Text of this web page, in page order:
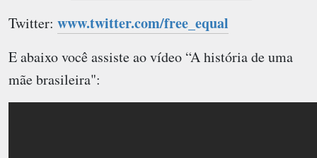
Twitter: www.twitter.com/free_equal
E abaixo você assiste ao vídeo “A história de uma
mãe brasileira":